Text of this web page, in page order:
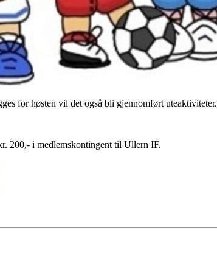
for høsten vil det også bli gjennomført uteaktiviteter.
200,- i medlemskontingent til Ullern IF.